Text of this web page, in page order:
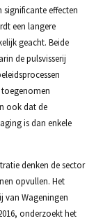
effecten
een langere
geacht. Beide
de pulsvisserij
ook dat de
is dan enkele
denken de sector
opvullen. Het
van Wageningen
onderzoekt het